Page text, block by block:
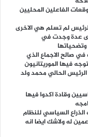
الفاعلين المحليين
الرئيس لم تسلم هي الاخرى
عدة وجدت في
صالح الاجماع الذي
فيها الموريتانيون
الحالي محمد ولد
وقادة اكدوا فيها
السياسي للنظام
له ولاشك ايضا انه